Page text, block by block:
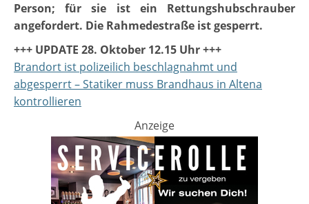
Person; für sie ist ein Rettungshubschrauber
angefordert. Die Rahmedestraße ist gesperrt.
+++ UPDATE 28. Oktober 12.15 Uhr +++
Brandort ist polizeilich beschlagnahmt und
abgesperrt – Statiker muss Brandhaus in Altena
kontrollieren
Anzeige